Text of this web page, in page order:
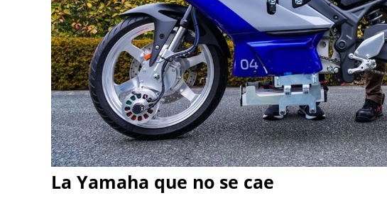
La Yamaha que no se cae